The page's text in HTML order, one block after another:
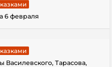
6 февраля
Тарасова,